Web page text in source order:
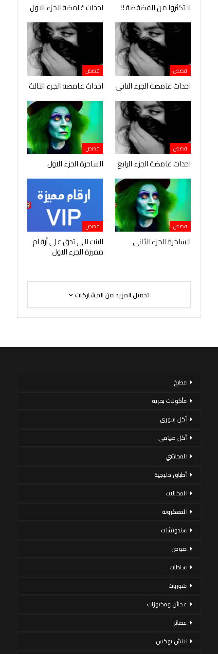
لا تكثروا من الفضفضة !! احداث غامضة الجزء الاول
قصص
احداث غامضة الجزء الثانى
قصص
احداث غامضة الجزء الثالث
قصص
احداث غامضة الجزء الرابع
قصص
الساحرة الجزء الاول
قصص
الساحرة الجزء الثانى
قصص
البنت اللي تدق على أرقام
مميزة الجزء الاول
تحميل المزيد من المشاركات
مطبخ
مأكولات بحرية
أكل سورى
أكل صيامي
المحاشي
أطباق خليجية
المخللات
المعكرونة
سندوتشات
صوص
سلطات
شوربات
عجائن ومخبوزات
عصائر
لانش بوكس